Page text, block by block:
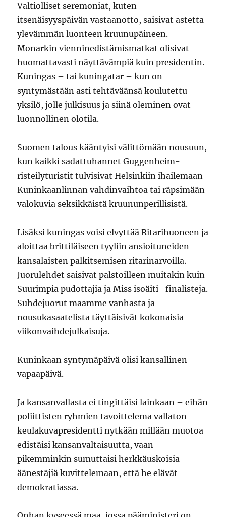
Valtiolliset seremoniat, kuten
itsenäisyyspäivän vastaanotto, saisivat astetta
ylevämmän luonteen kruunupäineen.
Monarkin vienninedistämismatkat olisivat
huomattavasti näyttävämpiä kuin presidentin.
Kuningas – tai kuningatar – kun on
syntymästään asti tehtäväänsä koulutettu
yksilö, jolle julkisuus ja siinä oleminen ovat
luonnollinen olotila.
Suomen talous kääntyisi välittömään nousuun,
kun kaikki sadattuhannet Guggenheim-
risteilyturistit tulvisivat Helsinkiin ihailemaan
Kuninkaanlinnan vahdinvaihtoa tai räpsimään
valokuvia seksikkäistä kruununperillisistä.
Lisäksi kuningas voisi elvyttää Ritarihuoneen ja
aloittaa brittiläiseen tyyliin ansioituneiden
kansalaisten palkitsemisen ritarinarvoilla.
Juorulehdet saisivat palstoilleen muitakin kuin
Suurimpia pudottajia ja Miss isoäiti -finalisteja.
Suhdejuorut maamme vanhasta ja
nousukasaatelista täyttäisivät kokonaisia
viikonvaihdejulkaisuja.
Kuninkaan syntymäpäivä olisi kansallinen
vapaapäivä.
Ja kansanvallasta ei tingittäisi lainkaan – eihän
poliittisten ryhmien tavoittelema vallaton
keulakuvapresidentti nytkään millään muotoa
edistäisi kansanvaltaisuutta, vaan
pikemminkin sumuttaisi herkkäuskoisia
äänestäjiä kuvittelemaan, että he elävät
demokratiassa.